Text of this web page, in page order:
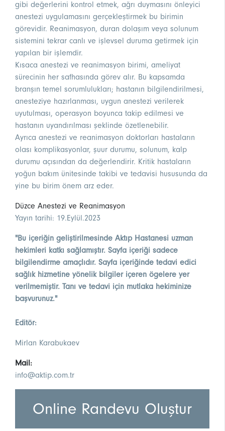
gibi değerlerini kontrol etmek, ağrı duymasını önleyici
anestezi uygulamasını gerçekleştirmek bu birimin
görevidir. Reanimasyon, duran dolaşım veya solunum
sistemini tekrar canlı ve işlevsel duruma getirmek için
yapılan bir işlemdir.
Kısaca anestezi ve reanimasyon birimi, ameliyat
sürecinin her safhasında görev alır. Bu kapsamda
branşın temel sorumlulukları; hastanın bilgilendirilmesi,
anesteziye hazırlanması, uygun anestezi verilerek
uyutulması, operasyon boyunca takip edilmesi ve
hastanın uyandırılması şeklinde özetlenebilir.
Ayrıca anestezi ve reanimasyon doktorları hastaların
olası komplikasyonlar, şuur durumu, solunum, kalp
durumu açısından da değerlendirir. Kritik hastaların
yoğun bakım ünitesinde takibi ve tedavisi hususunda da
yine bu birim önem arz eder.
Düzce Anestezi ve Reanimasyon
Yayın tarihi: 19.Eylül.2023
"Bu içeriğin geliştirilmesinde Aktıp Hastanesi uzman
hekimleri katkı sağlamıştır. Sayfa içeriği sadece
bilgilendirme amaçlıdır. Sayfa içeriğinde tedavi edici
sağlık hizmetine yönelik bilgiler içeren ögelere yer
verilmemiştir. Tanı ve tedavi için mutlaka hekiminize
başvurunuz."
Editör:
Mirlan Karabukaev
Mail:
info@aktip.com.tr
Online Randevu Oluştur